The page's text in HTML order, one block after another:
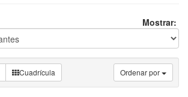
Mostrar:
Ordenar por
Cuadrícula